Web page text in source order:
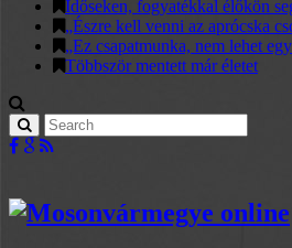
Időseken, fogyatékkal élőkön
„Észre kell venni az aprócska
„Ez csapatmunka, nem lehet
Többször mentett már életet